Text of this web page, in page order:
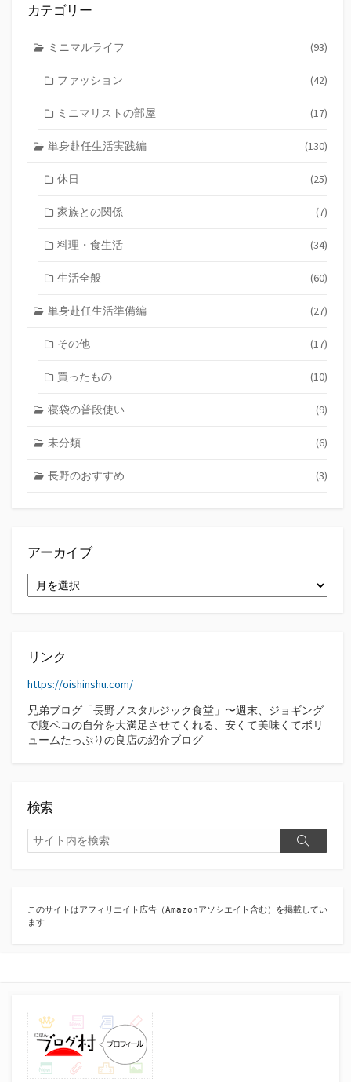
カテゴリー
ミニマルライフ (93)
ファッション (42)
ミニマリストの部屋 (17)
単身赴任生活実践編 (130)
休日 (25)
家族との関係 (7)
料理・食生活 (34)
生活全般 (60)
単身赴任生活準備編 (27)
その他 (17)
買ったもの (10)
寝袋の普段使い (9)
未分類 (6)
長野のおすすめ (3)
アーカイブ
ー
リンク
https://oishinshu.com/
兄弟ブログ「長野ノスタルジック食堂」〜週末、ジョギング
で腹ペコの自分を大満足させてくれる、安くて美味くてボリ
ュームたっぷりの良店の紹介ブログ
検索
検
索
検
このサイトはアフィリエイト広告（Amazonアソシエイト含む）を掲載してい
ます